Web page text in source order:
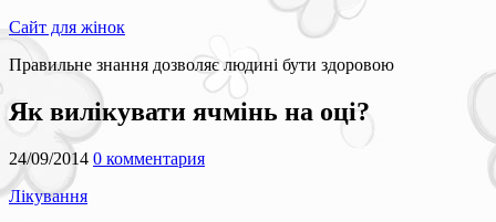
Сайт для жінок
Правильне знання дозволяє людині бути здоровою
Як вилікувати ячмінь на оці?
24/09/2014 0 комментария
Лікування